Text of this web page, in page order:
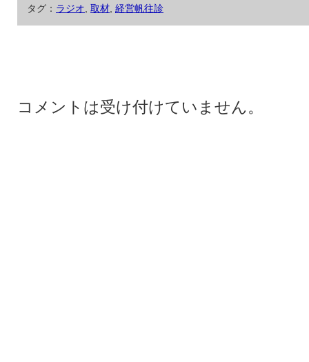
タグ： ラジオ 取材 経営帆往診
コメントは受け付けていません。